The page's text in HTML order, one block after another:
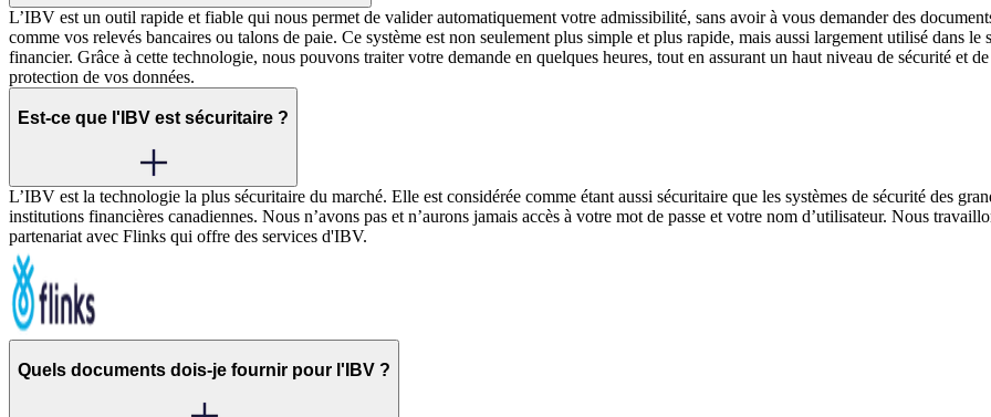
L’IBV est un outil rapide et fiable qui nous permet de valider automatiquement votre admissibilité, sans avoir à vous demander des
comme vos relevés bancaires ou talons de paie. Ce système est non seulement plus simple et plus rapide, mais aussi largement utilisé dans le
financier. Grâce à cette technologie, nous pouvons traiter votre demande en quelques heures, tout en assurant un haut niveau de sécurité et de
protection de vos données.
Est-ce que l'IBV est sécuritaire ?
L’IBV est la technologie la plus sécuritaire du marché. Elle est considérée comme étant aussi sécuritaire que les systèmes de sécurité des
institutions financières canadiennes. Nous n’avons pas et n’aurons jamais accès à votre mot de passe et votre nom d’utilisateur. Nous
partenariat avec Flinks qui offre des services d'IBV.
Quels documents dois-je fournir pour l'IBV ?